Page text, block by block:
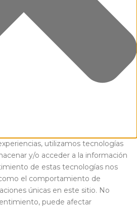
utilizamos tecnologías
y/o acceder a la información
de estas tecnologías nos
el comportamiento de
únicas en este sitio. No
puede afectar